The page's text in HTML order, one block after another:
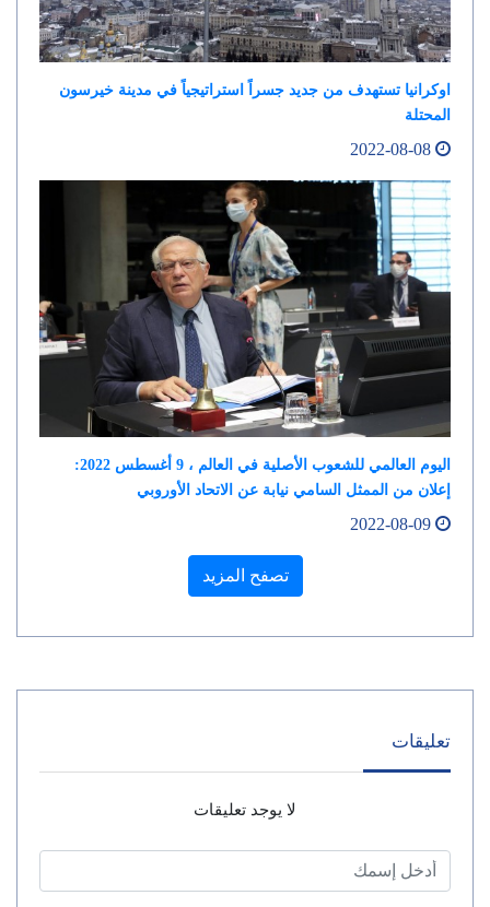
اوكرانيا تستهدف من جديد جسراً استراتيجياً في مدينة خيرسون
المحتلة
اليوم العالمي للشعوب الأصلية في العالم ، 9 أغسطس 2022:
إعلان من الممثل السامي نيابة عن الاتحاد الأوروبي
تصفح المزيد
تعليقات
لا يوجد تعليقات